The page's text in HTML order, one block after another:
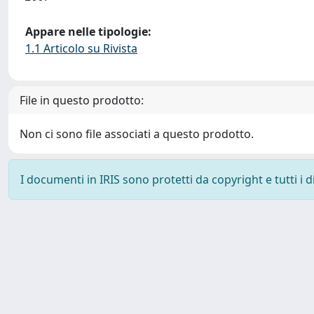
Appare nelle tipologie:
1.1 Articolo su Rivista
File in questo prodotto:
Non ci sono file associati a questo prodotto.
I documenti in IRIS sono protetti da copyright e tutti i